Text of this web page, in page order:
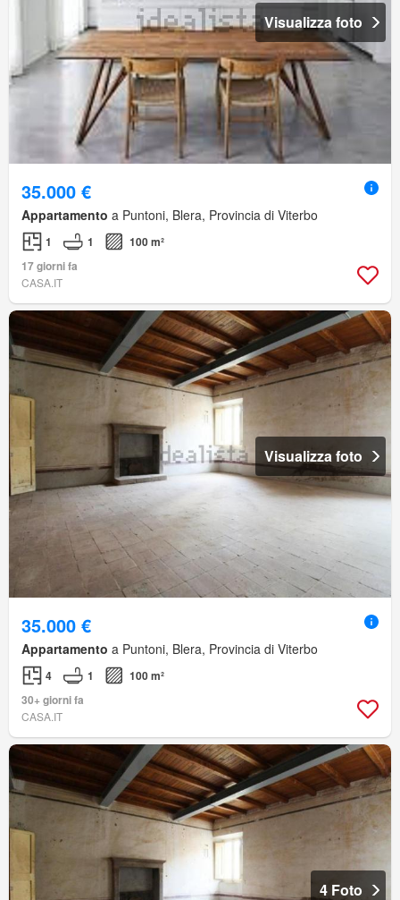
Visualizza foto
35.000 €
Appartamento a Puntoni, Blera, Provincia di Viterbo
1 1
100 m²
17 giorni fa
CASA.IT
Visualizza foto
35.000 €
Appartamento a Puntoni, Blera, Provincia di Viterbo
4 1
100 m²
30+ giorni fa
CASA.IT
4 Foto